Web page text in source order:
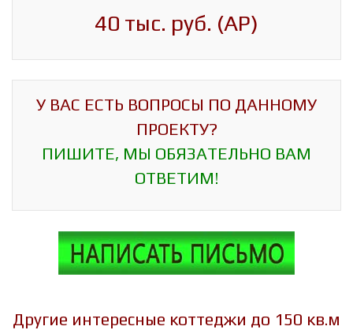
40 тыс. руб. (АР)
У ВАС ЕСТЬ ВОПРОСЫ ПО ДАННОМУ
ПРОЕКТУ?
ПИШИТЕ, МЫ ОБЯЗАТЕЛЬНО ВАМ
ОТВЕТИМ!
Другие интересные коттеджи до 150 кв.м